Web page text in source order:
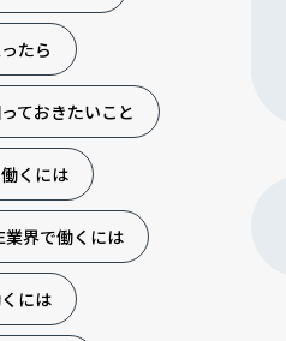
たら
ておきたいこと
くには
業界で働くには
には